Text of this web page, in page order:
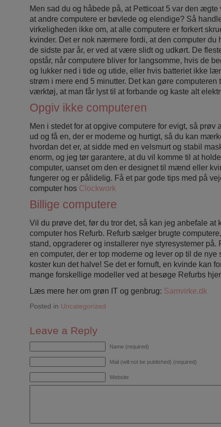
Men sad du og håbede på, at Petticoat 5 var den ægte
at andre computere er bøvlede og elendige? Så
virkeligheden ikke om, at alle computere er forkert
kvinder. Det er nok nærmere fordi, at den computer du
de sidste par år, er ved at være slidt og udkørt. De
opstår, når computere bliver for langsomme, hvis de
og lukker ned i tide og utide, eller hvis batteriet ikke
strøm i mere end 5 minutter. Det kan gøre computeren
værktøj, at man får lyst til at forbande og kaste alt
Opgiv ikke computeren
Men i stedet for at opgive computere for evigt, så prøv
ud og få en, der er moderne og hurtigt, så du kan
hvordan det er, at sidde med en velsmurt og stabil
enorm, og jeg tør garantere, at du vil komme til at
computer, uanset om den er designet til mænd eller
fungerer og er pålidelig. Få et par gode tips med på
computer hos Clockwork
Billige computere
Vil du prøve det, før du tror det, så kan jeg anbefale at
computer hos Refurb. Refurb sælger brugte
stand, opgraderer og installerer nye styresystemer på.
en computer, der er top moderne og lever op til de nye
koster kun det halve! Se det er fornuft, en kvinde kan
mange forskellige modeller ved at besøge Refurbs
Læs mere her om grøn IT og genbrug: Samvirke.dk
Posted in Uncategorized
Leave a Reply
Name (required)
Mail (will not be published) (required)
Website